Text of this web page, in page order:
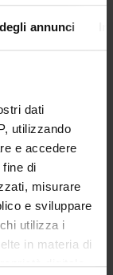
annunci
dati
utilizzando
e accedere
di
misurare
e sviluppare
utilizza i
in materia di
digitale